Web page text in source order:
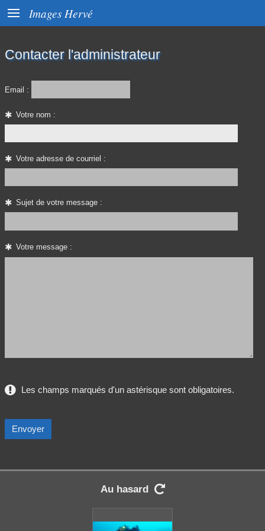
 Images Hervé
Contacter l'administrateur
Email :
Votre nom :
Votre adresse de courriel :
Sujet de votre message :
Votre message :
Les champs marqués d'un astérisque sont obligatoires.
Au hasard 